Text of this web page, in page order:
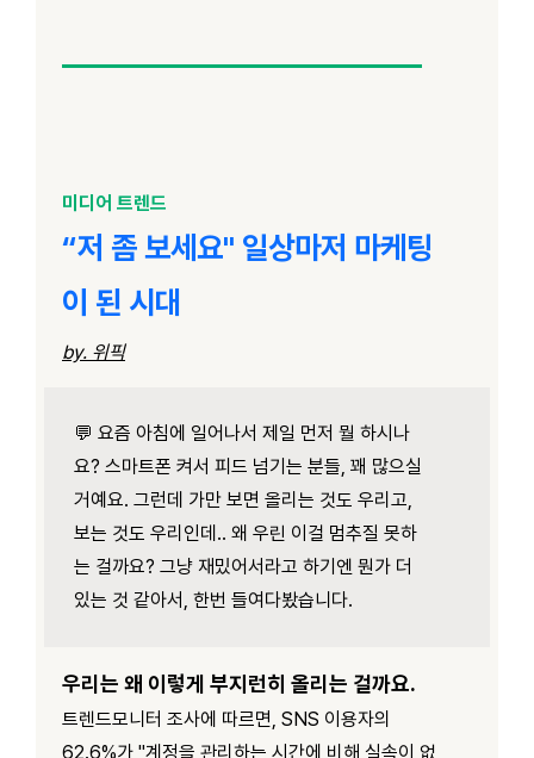
미디어 트렌드
“저 좀 보세요" 일상마저 마케팅
이 된 시대
by. 위픽
💬 요즘 아침에 일어나서 제일 먼저 뭘 하시나
요? 스마트폰 켜서 피드 넘기는 분들, 꽤 많으실
거예요. 그런데 가만 보면 올리는 것도 우리고,
보는 것도 우리인데.. 왜 우린 이걸 멈추질 못하
는 걸까요? 그냥 재밌어서라고 하기엔 뭔가 더
있는 것 같아서, 한번 들여다봤습니다.
우리는 왜 이렇게 부지런히 올리는 걸까요.
트렌드모니터 조사에 따르면, SNS 이용자의
62.6%가 "계정을 관리하는 시간에 비해 실속이 없